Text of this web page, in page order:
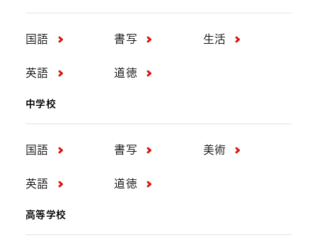
国語 書写 生活
英語 道徳
中学校
国語 書写 美術
英語 道徳
高等学校